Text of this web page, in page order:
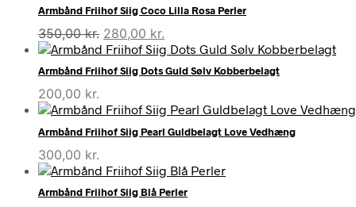
575,00 kr..300,00 kr..
Armbånd Friihof Siig Coco Lilla Rosa Perler
350,00kr. Den
oprindelige
pris
var:
280,00 kr.
aktuelle
pris
er:
Armbånd Friihof Siig Dots Guld Sølv Kobberbelagt
200,00 kr.
Armbånd Friihof Siig Pearl Guldbelagt Love Vedhæng
300,00 kr.
Armbånd Friihof Siig Blå Perler